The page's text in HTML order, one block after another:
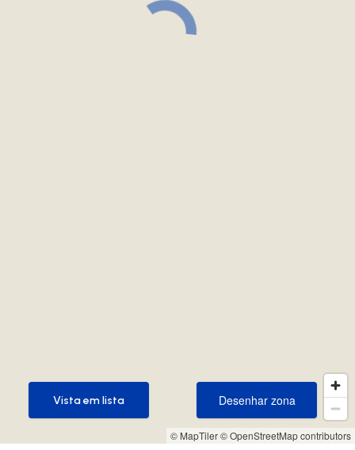
© MapTiler© OpenStreetMap contributors
Desenhar zona
Desenhar zona
Vista em lista
Vista em lista